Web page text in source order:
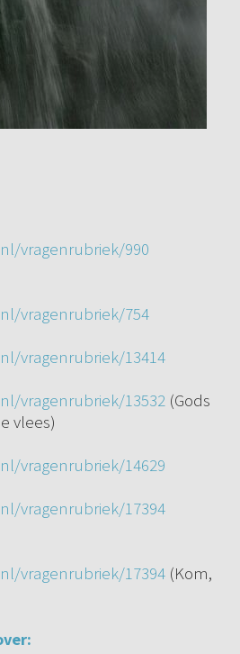
vragenrubriek/990
vragenrubriek/754
vragenrubriek/13414
vragenrubriek/13532(Gods
vlees)
vragenrubriek/14629
vragenrubriek/17394
vragenrubriek/17394(Kom,